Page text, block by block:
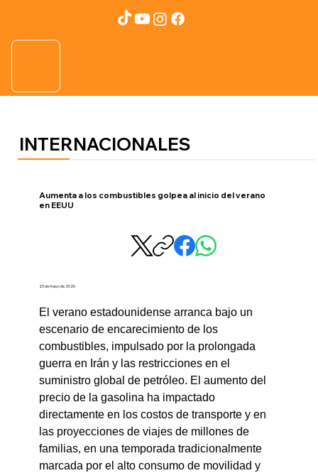
INTERNACIONALES
Aumenta a los combustibles golpea al inicio del verano
en EEUU
23 de mayo de 2026
El verano estadounidense arranca bajo un
escenario de encarecimiento de los
combustibles, impulsado por la prolongada
guerra en Irán y las restricciones en el
suministro global de petróleo. El aumento del
precio de la gasolina ha impactado
directamente en los costos de transporte y en
las proyecciones de viajes de millones de
familias, en una temporada tradicionalmente
marcada por el alto consumo de movilidad y